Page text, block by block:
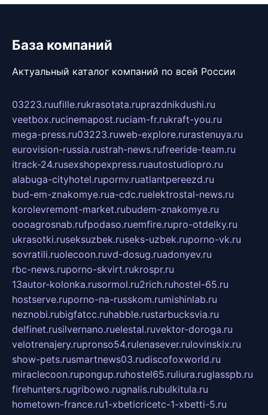
База компаний
Актуальный каталог компаний по всей России
03223.ruufille.rukrasotata.ruprazdnikdushi.ru
veetbox.rucinemapost.ruciam-fr.rukraft-you.ru
mega-press.ru03223.ruweb-explore.rurastenuya.ru
eurovision-russia.rustrah-news.rufreeride-team.ru
itrack-24.rusexshopexpress.ruautostudiopro.ru
alabuga-cityhotel.rupornv.ruatlantpereezd.ru
bud-em-znakomye.rua-cdc.ruelektrostal-news.ru
korolevremont-market.rubudem-znakomye.ru
oooagrosnab.rufpodaso.ruemfire.rupro-otdelky.ru
ukrasotki.ruseksuzbek.ruseks-uzbek.ruporno-vk.ru
sovratili.ruolecoon.ruvd-dosug.ruadonyev.ru
rbc-news.ruporno-skvirt.rukrospr.ru
13autor-kolonka.rusormol.ru2rich.ruhostel-65.ru
hostserve.ruporno-na-russkom.rumishinlab.ru
neznobi.rubigfatcc.ruhabble.rustarbucksvia.ru
delfinet.rusilvernano.ruelestal.ruvektor-doroga.ru
velotrenajery.rupronso54.rulenasever.rulovinskix.ru
show-pets.rusmartnews03.rudiscofoxworld.ru
miraclecoon.rupongup.ruhostel65.ruliura.ruglasspb.ru
firehunters.rugribowo.rugnalis.rubulkitula.ru
hometown-france.ru1-xbeticricetc-1-xbetti-5.ru